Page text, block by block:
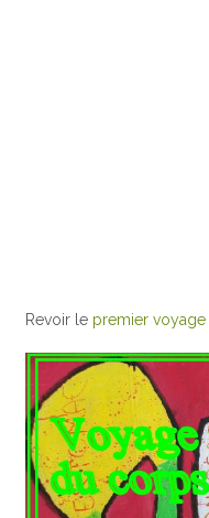
Revoir le premier voyage